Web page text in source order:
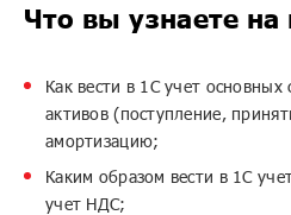
Что вы узнаете на
Как вести в 1С учет
активов (поступление,
амортизацию;
Каким образом вести в 1С
учет НДС;